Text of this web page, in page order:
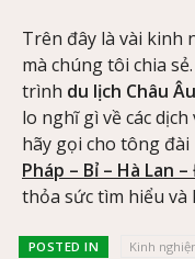
Trên đây là vài kinh
mà chúng tôi chia
trình du lịch Châu Âu
lo nghĩ gì về các
hãy gọi cho tông đài
Pháp – Bỉ – Hà Lan
thỏa sức tìm hiểu và
POSTED IN Kinh